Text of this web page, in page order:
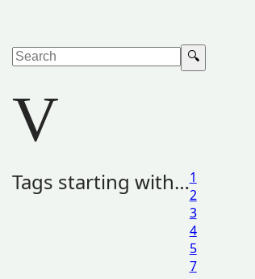
V
Tags starting with…1
2
3
4
5
7